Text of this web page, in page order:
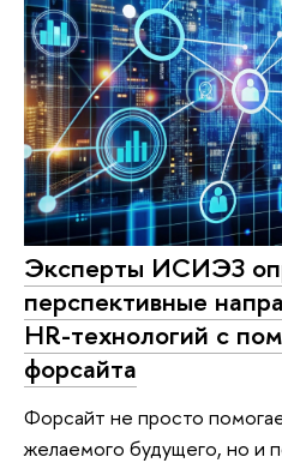
Эксперты ИСИЭЗ
перспективные
HR-технологий с
форсайта
Форсайт не просто
желаемого будущего, но и